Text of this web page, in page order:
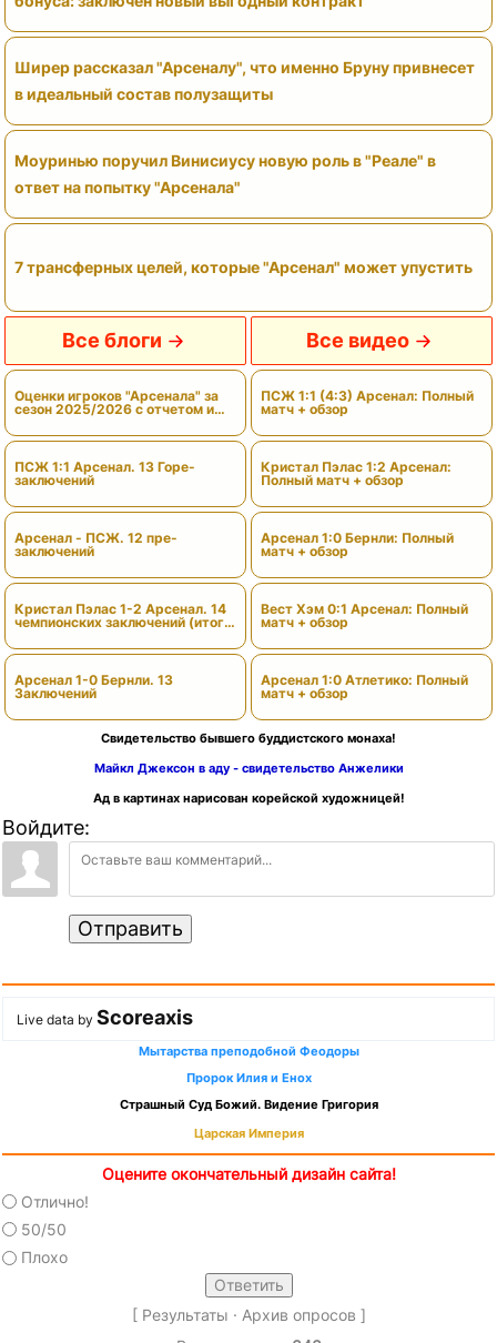
Ширер рассказал "Арсеналу", что именно Бруну привнесет
в идеальный состав полузащиты
Моуринью поручил Винисиусу новую роль в "Реале" в
ответ на попытку "Арсенала"
7 трансферных целей, которые "Арсенал" может упустить
Все блоги
Оценки игроков "Арсенала" за
сезон 2025/2026 с отчетом и
вердиктами
ПСЖ 1:1 Арсенал. 13 Горе-
заключений
Арсенал - ПСЖ. 12 пре-
заключений
Кристал Пэлас 1-2 Арсенал. 14
чемпионских заключений (итоги
Арсенал 1-0 Бернли. 13
Заключений
Все видео
ПСЖ 1:1 (4:3) Арсенал: Полный
матч + обзор
Кристал Пэлас 1:2 Арсенал:
Полный матч + обзор
Арсенал 1:0 Бернли: Полный
матч + обзор
Вест Хэм 0:1 Арсенал: Полный
матч + обзор
Арсенал 1:0 Атлетико: Полный
матч + обзор
Свидетельство бывшего буддистского монаха!
Майкл Джексон в аду - свидетельство Анжелики
Ад в картинах нарисован корейской художницей!
Войдите:
Отправить
Live data by Scoreaxis
Мытарства преподобной Феодоры
Пророк Илия и Енох
Страшный Суд Божий. Видение Григория
Царская Империя
Оцените окончательный дизайн сайта!
Отлично!
50/50
Плохо
[ Результаты · Архив опросов ]